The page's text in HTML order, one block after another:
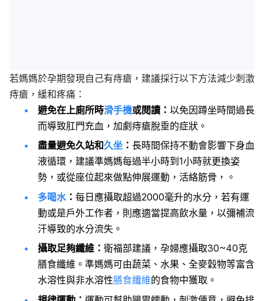
若媽媽於孕期發現自己有痔瘡，建議採行以下方法減少刺激
痔瘡，緩和疼痛：
避免在上廁所時滑手機或閱讀： 以免因蹲坐時間過長
而導致肛門充血，加劇痔瘡脫垂的症狀。
盡量避免久站和久坐 ： 長時間保持不動會影響下身血
液循環，建議準媽媽每過半小時到1小時就更換姿
勢，或從座位起來做點伸展運動，活絡筋骨，。
多喝水： 每日應攝取超過2000毫升的水分，若有運
動或是戶外工作者，則應適當提高飲水量，以彌補流
汗導致的水分流失。
攝取足夠纖維： 衛福部建議，孕婦應攝取30~40克
膳食纖維。準媽媽可由蔬菜、 水果、 全麥穀物等富含
水溶性與非水溶性膳食纖維的食物中獲取。